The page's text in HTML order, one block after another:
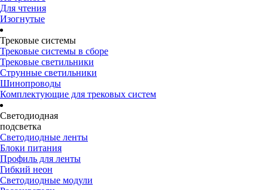
Для чтения
Изогнутые
Трековые системы
Трековые системы в сборе
Трековые светильники
Струнные светильники
Шинопроводы
Комплектующие для трековых систем
Светодиодная
подсветка
Светодиодные ленты
Блоки питания
Профиль для ленты
Гибкий неон
Светодиодные модули